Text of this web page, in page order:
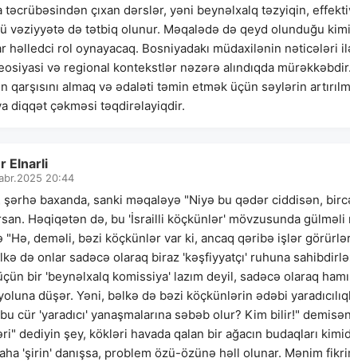
təcrübəsindən çıxan dərslər, yəni beynəlxalq təzyiqin,
vəziyyətə də tətbiq olunur. Məqalədə də qeyd olunduğu
həlledci rol oynayacaq. Bosniyadakı müdaxilənin
və regional kontekstlər nəzərə alındıqda
qarşısını almaq və ədaləti təmin etmək üçün səylərin
diqqət çəkməsi təqdirəlayiqdir.
Elnarli
20:44
şərhə baxanda, sanki məqaləyə "Niyə bu qədər ciddisən,
Həqiqətən də, bu 'İsrailli köçkünlər' mövzusunda gülməli
"Hə, deməli, bəzi köçkünlər var ki, ancaq qəribə işlər
də onlar sadəcə olaraq biraz 'kəşfiyyatçı' ruhuna
bir 'beynəlxalq komissiya' lazım deyil, sadəcə olaraq
düşər. Yəni, bəlkə də bəzi köçkünlərin ədəbi
cür 'yaradıcı' yanaşmalarına səbəb olur? Kim bilir!"
dediyin şey, kökləri havada qalan bir ağacın budaqları
'şirin' danışsa, problem özü-özünə həll olunar. Mənim